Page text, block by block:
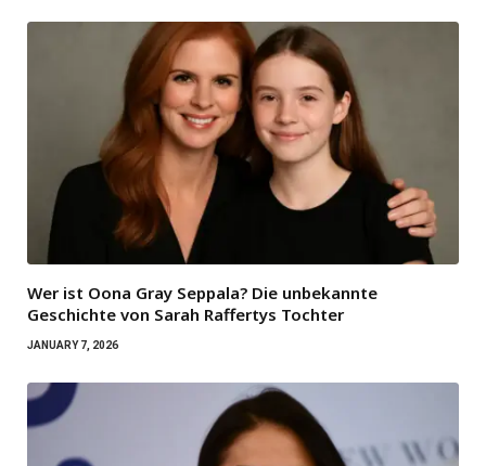
Wer ist Oona Gray Seppala? Die unbekannte
Geschichte von Sarah Raffertys Tochter
JANUARY 7, 2026